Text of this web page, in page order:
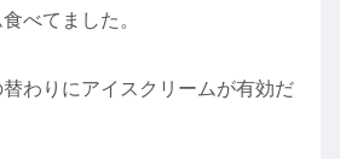
べてました。
わりにアイスクリームが有効だ